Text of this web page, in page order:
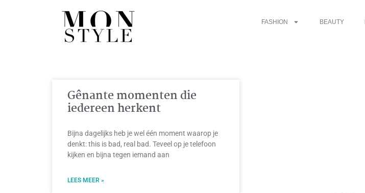
FASHION BEAUTY
Gênante momenten die
iedereen herkent
Bijna dagelijks heb je wel één moment waarop je
denkt: this is bad, real bad. Teveel op je telefoon
kijken en bijna tegen iemand aan
LEES MEER »